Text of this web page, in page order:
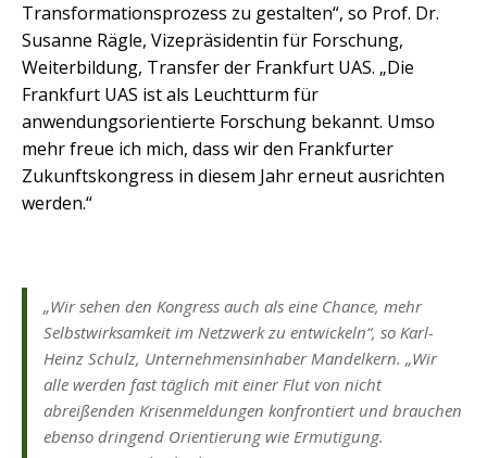
Transformationsprozess zu gestalten“, so Prof. Dr.
Susanne Rägle, Vizepräsidentin für Forschung,
Weiterbildung, Transfer der Frankfurt UAS. „Die
Frankfurt UAS ist als Leuchtturm für
anwendungsorientierte Forschung bekannt. Umso
mehr freue ich mich, dass wir den Frankfurter
Zukunftskongress in diesem Jahr erneut ausrichten
werden.“
„Wir sehen den Kongress auch als eine Chance, mehr
Selbstwirksamkeit im Netzwerk zu entwickeln“, so Karl-
Heinz Schulz, Unternehmensinhaber Mandelkern. „Wir
alle werden fast täglich mit einer Flut von nicht
abreißenden Krisenmeldungen konfrontiert und brauchen
ebenso dringend Orientierung wie Ermutigung.